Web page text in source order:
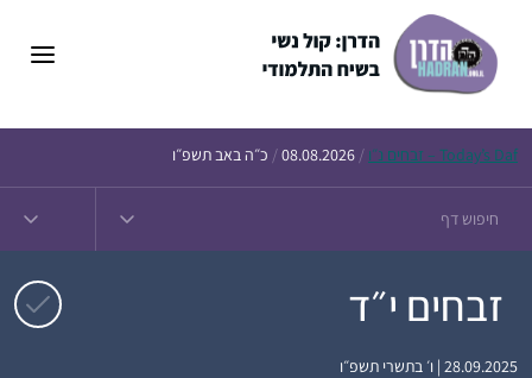
Today’s Daf – זבחים נ״ו /
08.08.2026
/ כ״ה באב תשפ״ו
זבחים י״ד
28.09.2025 | ו׳ בתשרי תשפ״ו